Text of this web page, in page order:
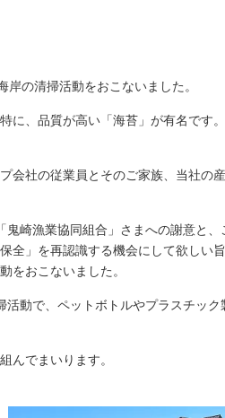
の清掃活動をおこないました。
に、品質が高い「海苔」が有名です
社の従業員とそのご家族、当社の
崎漁業協同組合」さまへの謝意と
全」を再認識する機会にして欲し
をおこないました。
動で、ペットボトルやプラスチッ
んでまいります。